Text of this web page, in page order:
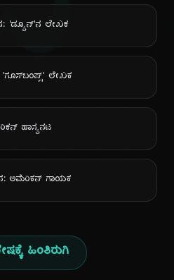
'ಡ್ಯೂನ್'ನ ಲೇಖಕ
'ಗೂಸ್‌ಬಂಪ್ಸ್' ಲೇಖಕ
ಹಾಸ್ಯನಟ
ಅಮೆರಿಕನ್ ಗಾಯಕ
ಹಿಂತಿರುಗಿ